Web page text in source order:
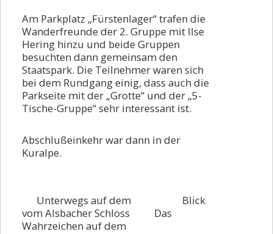
Rückblick 2020
Rückblick 2019
Rückblick 2018
Rückblick 2017
Rückblick 2016
Start
Klubabend
Winterwanderung
Schneeschuhwandern
Lampertheim
Am Parkplatz „Fürstenlager“ trafen die
Wanderfreunde der 2. Gruppe mit Ilse
Hering hinzu und beide Gruppen
besuchten dann gemeinsam den
Staatspark. Die Teilnehmer waren sich
bei dem Rundgang einig, dass auch die
Parkseite mit der „Grotte“ und der „5-
Tische-Gruppe“ sehr interessant ist.
Abschlußeinkehr war dann in der
Kuralpe.
Unterwegs auf dem Blick
vom Alsbacher Schloss Das
Wahrzeichen auf dem